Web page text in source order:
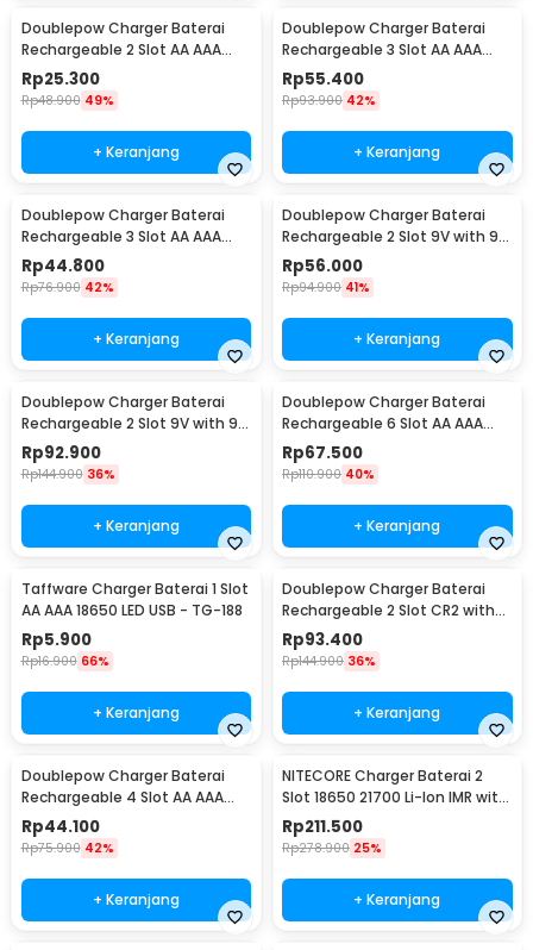
Doublepow Charger Baterai
Rechargeable 2 Slot AA AAA
with AA 2 PCS - DP-B01 800
Rp25.300
Rp48.900 49%
+ Keranjang
Doublepow Charger Baterai
Rechargeable 3 Slot AA AAA
with AAA 3 PCS - DP-B33
Rp55.400
Rp93.900 42%
+ Keranjang
Doublepow Charger Baterai
Rechargeable 3 Slot AA AAA
with AA 3 PCS - DP-B33
Rp44.800
Rp76.900 42%
+ Keranjang
Doublepow Charger Baterai
Rechargeable 2 Slot 9V with 9V
1 PCS - DP-B09
Rp56.000
Rp94.900 41%
+ Keranjang
Doublepow Charger Baterai
Rechargeable 2 Slot 9V with 9V
2 PCS - DP-B09
Rp92.900
Rp144.900 36%
+ Keranjang
Doublepow Charger Baterai
Rechargeable 6 Slot AA AAA
with AA 6 PCS - DP-B06
Rp67.500
Rp110.900 40%
+ Keranjang
Taffware Charger Baterai 1 Slot
AA AAA 18650 LED USB - TG-188
Rp5.900
Rp16.900 66%
+ Keranjang
Doublepow Charger Baterai
Rechargeable 2 Slot CR2 with
CR2 2 PCS - DP-K06
Rp93.400
Rp144.900 36%
+ Keranjang
Doublepow Charger Baterai
Rechargeable 4 Slot AA AAA
with AA 4 PCS - DP-U82
Rp44.100
Rp75.900 42%
+ Keranjang
NITECORE Charger Baterai 2
Slot 18650 21700 Li-Ion IMR with
LED Light - UI2
Rp211.500
Rp278.900 25%
+ Keranjang